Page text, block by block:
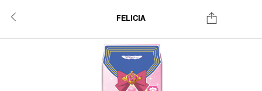
FELICIA